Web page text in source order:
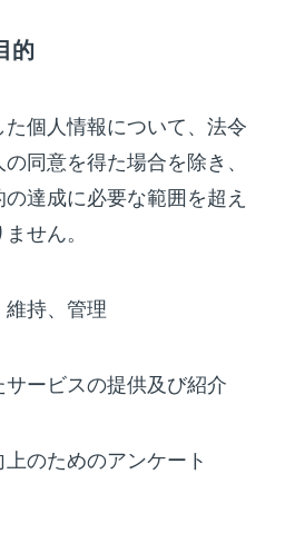
的
個人情報について、法令
同意を得た場合を除き、
達成に必要な範囲を超え
せん。
持、管理
ービスの提供及び紹介
のためのアンケート